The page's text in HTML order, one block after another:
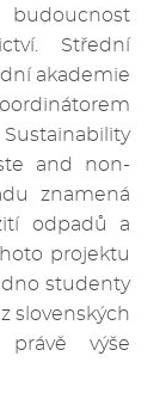
Střední
akademie
and non-
znamená
odpadů a
projektu
studenty
slovenských
výše